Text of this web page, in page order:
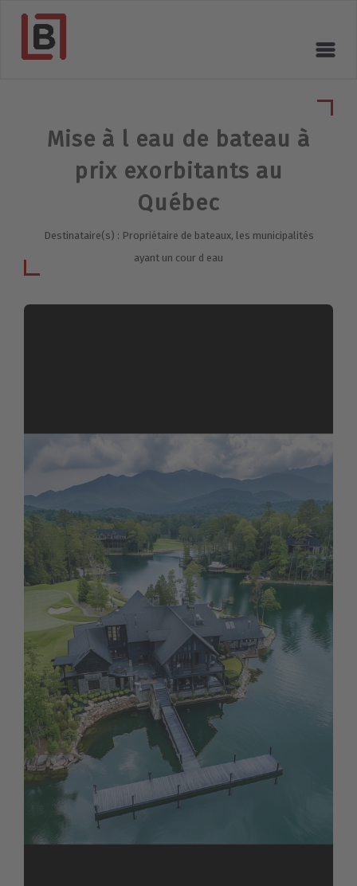
Mise à l eau de bateau à
prix exorbitants au
Québec
Destinataire(s) : Propriétaire de bateaux, les municipalités
ayant un cour d eau